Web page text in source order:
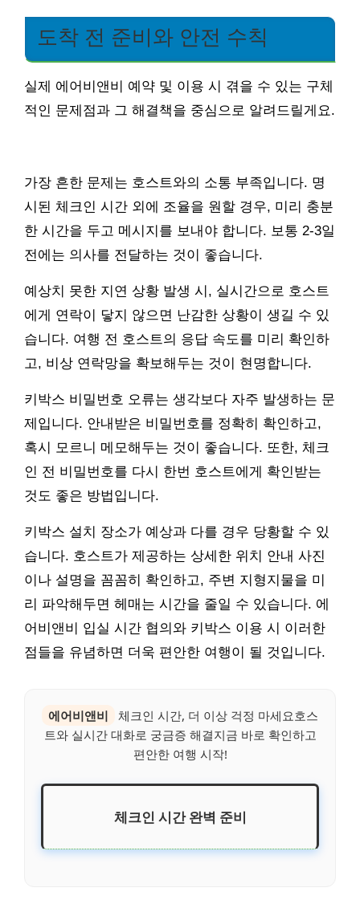
도착 전 준비와 안전 수칙
실제 에어비앤비 예약 및 이용 시 겪을 수 있는 구체
적인 문제점과 그 해결책을 중심으로 알려드릴게요.
가장 흔한 문제는 호스트와의 소통 부족입니다. 명
시된 체크인 시간 외에 조율을 원할 경우, 미리 충분
한 시간을 두고 메시지를 보내야 합니다. 보통 2-3일
전에는 의사를 전달하는 것이 좋습니다.
예상치 못한 지연 상황 발생 시, 실시간으로 호스트
에게 연락이 닿지 않으면 난감한 상황이 생길 수 있
습니다. 여행 전 호스트의 응답 속도를 미리 확인하
고, 비상 연락망을 확보해두는 것이 현명합니다.
키박스 비밀번호 오류는 생각보다 자주 발생하는 문
제입니다. 안내받은 비밀번호를 정확히 확인하고,
혹시 모르니 메모해두는 것이 좋습니다. 또한, 체크
인 전 비밀번호를 다시 한번 호스트에게 확인받는
것도 좋은 방법입니다.
키박스 설치 장소가 예상과 다를 경우 당황할 수 있
습니다. 호스트가 제공하는 상세한 위치 안내 사진
이나 설명을 꼼꼼히 확인하고, 주변 지형지물을 미
리 파악해두면 헤매는 시간을 줄일 수 있습니다. 에
어비앤비 입실 시간 협의와 키박스 이용 시 이러한
점들을 유념하면 더욱 편안한 여행이 될 것입니다.
에어비앤비
체크인 시간, 더 이상 걱정 마세요호스
트와 실시간 대화로 궁금증 해결지금 바로 확인하고
편안한 여행 시작!
체크인 시간 완벽 준비